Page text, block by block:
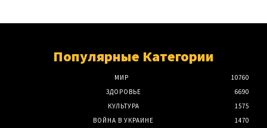
Популярные Категории
МИР
10760
ЗДОРОВЬЕ
6690
КУЛЬТУРА
1575
ВОЙНА В УКРАИНЕ
1470